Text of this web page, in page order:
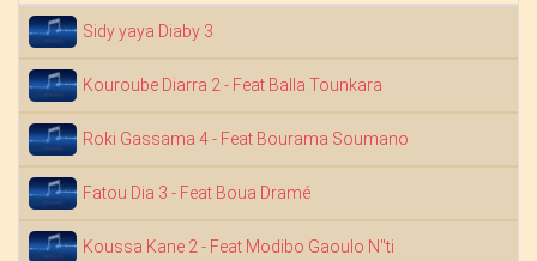
Sidy yaya Diaby 3
Kouroube Diarra 2 - Feat Balla Tounkara
Roki Gassama 4 - Feat Bourama Soumano
Fatou Dia 3 - Feat Boua Dramé
Koussa Kane 2 - Feat Modibo Gaoulo N"ti